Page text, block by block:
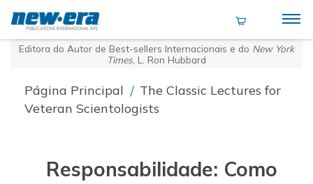
Editora do Autor de Best-sellers Internacionais e do New York
Times , L. Ron Hubbard
Página Principal / The Classic Lectures for
Veteran Scientologists
Responsabilidade: Como